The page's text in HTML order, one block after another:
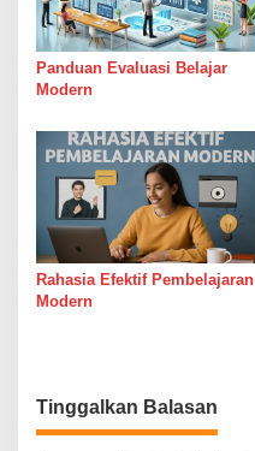
Panduan Evaluasi Belajar
Modern
Rahasia Efektif Pembelajaran
Modern
Tinggalkan Balasan